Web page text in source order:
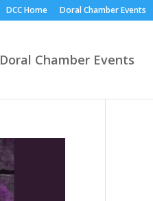
DCC Home Doral Chamber Events
Doral Chamber Events